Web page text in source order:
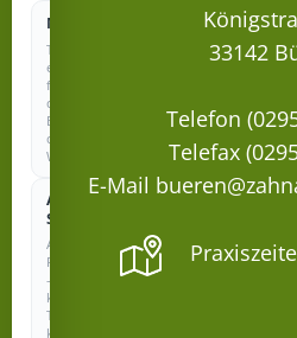
33142
Telefon
Telefax
E-Mail
Notwendig
IMMER AKTIV
Technisch
erforderlich
für
den
Betrieb
der
Website.
Anonyme
Statistik
Anonyme
Reichweitenmessung
–
kein
Tracking,
keine